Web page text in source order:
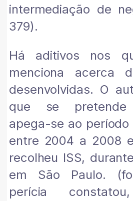
intermediação de
379).
Há aditivos nos
menciona acerca
desenvolvidas. O
que se pretende
apega-se ao
entre 2004 a 2008
recolheu ISS,
em São Paulo.
perícia